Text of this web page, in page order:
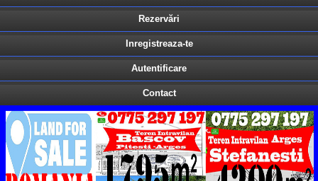
Rezervări
Inregistreaza-te
Autentificare
Contact